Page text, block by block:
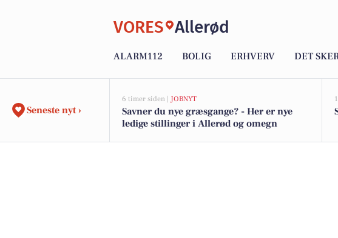
VORES Allerød
ALARM112 BOLIG ERHVERV DET
Seneste nyt ›
6 timer siden | JOBNYT
Savner du nye græsgange? - Her er nye
ledige stillinger i Allerød og omegn